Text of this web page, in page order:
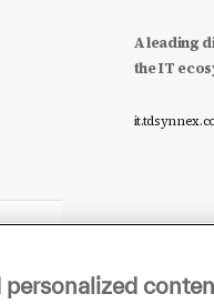
A leading
the IT